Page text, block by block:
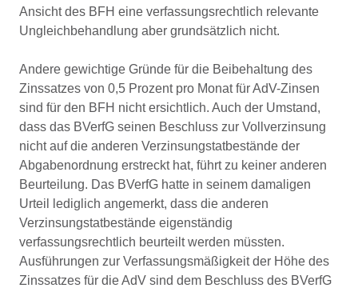
Ansicht des BFH eine verfassungsrechtlich relevante
Ungleichbehandlung aber grundsätzlich nicht.
Andere gewichtige Gründe für die Beibehaltung des
Zinssatzes von 0,5 Prozent pro Monat für AdV-Zinsen
sind für den BFH nicht ersichtlich. Auch der Umstand,
dass das BVerfG seinen Beschluss zur Vollverzinsung
nicht auf die anderen Verzinsungstatbestände der
Abgabenordnung erstreckt hat, führt zu keiner anderen
Beurteilung. Das BVerfG hatte in seinem damaligen
Urteil lediglich angemerkt, dass die anderen
Verzinsungstatbestände eigenständig
verfassungsrechtlich beurteilt werden müssten.
Ausführungen zur Verfassungsmäßigkeit der Höhe des
Zinssatzes für die AdV sind dem Beschluss des BVerfG